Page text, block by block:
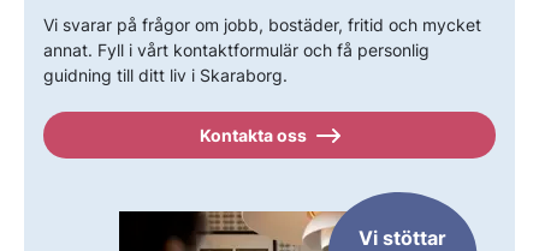
Vi svarar på frågor om jobb, bostäder, fritid och mycket
annat. Fyll i vårt kontaktformulär och få personlig
guidning till ditt liv i Skaraborg.
Kontakta oss
Vi stöttar